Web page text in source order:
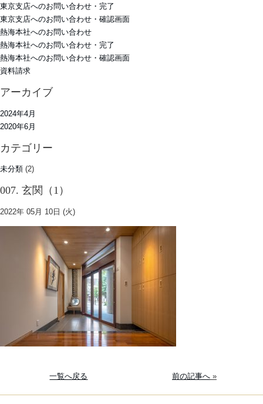
東京支店へのお問い合わせ・完了
東京支店へのお問い合わせ・確認画面
熱海本社へのお問い合わせ
熱海本社へのお問い合わせ・完了
熱海本社へのお問い合わせ・確認画面
資料請求
アーカイブ
2024年4月
2020年6月
カテゴリー
未分類 (2)
007. 玄関（1）
2022年 05月 10日 (火)
一覧へ戻る 前の記事へ»